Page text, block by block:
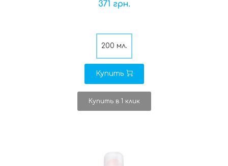
371 грн.
200 мл.
Купить
Купить в 1 клик